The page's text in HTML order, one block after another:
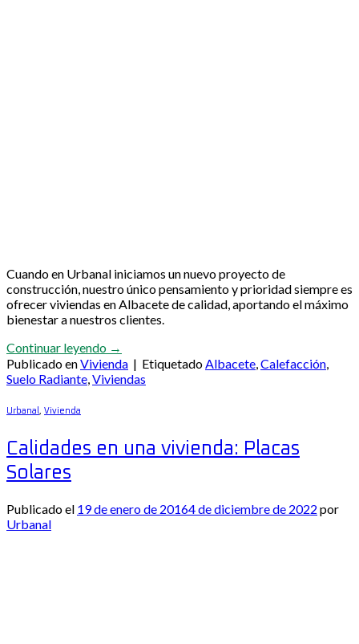
Cuando en Urbanal iniciamos un nuevo proyecto de
construcción, nuestro único pensamiento y prioridad siempre es
ofrecer viviendas en Albacete de calidad, aportando el máximo
bienestar a nuestros clientes.
Continuar leyendo →
Publicado enVivienda | EtiquetadoAlbacete,Calefacción,
Suelo Radiante,Viviendas
Urbanal, Vivienda
Calidades en una vivienda: Placas
Solares
Publicado el 19 de enero de 20164 de diciembre de 2022 por
Urbanal